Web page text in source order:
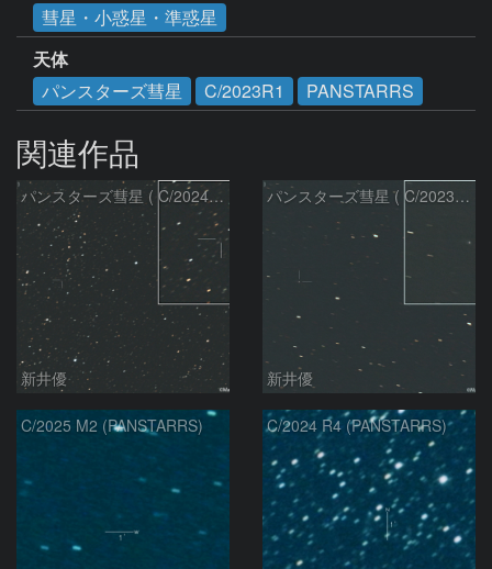
彗星・小惑星・準惑星
天体
パンスターズ彗星
C/2023R1 PANSTARRS
関連作品
パンスターズ彗星 ( C/2024R4 )：2026/07/27
新井優
パンスターズ彗星 ( C/2023R1 )：2026/07/09
新井優
C/2025 M2 (PANSTARRS) C/2024 R4 (PANSTARRS)